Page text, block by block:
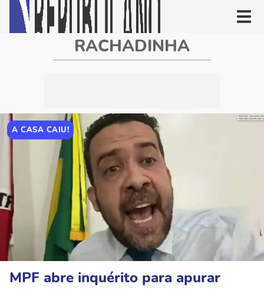
RACHADINHA
A CASA CAIU!
MPF abre inquérito para apurar